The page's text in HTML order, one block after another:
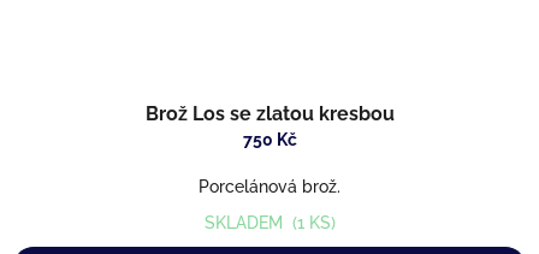
Brož Los se zlatou kresbou
750 Kč
Porcelánová brož.
SKLADEM (1 KS)